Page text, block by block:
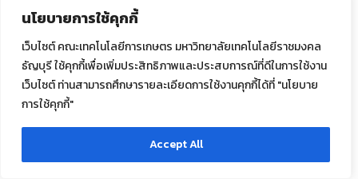
นโยบายการใช้คุกกี้
เว็บไซต์ คณะเทคโนโลยีการเกษตร มหาวิทยาลัยเทคโนโลยีราชมงคล
ธัญบุรี ใช้คุกกี้เพื่อเพิ่มประสิทธิภาพและประสบการณ์ที่ดีในการใช้งาน
เว็บไซต์ ท่านสามารถศึกษารายละเอียดการใช้งานคุกกี้ได้ที่ "นโยบาย
การใช้คุกกี้"
Accept All